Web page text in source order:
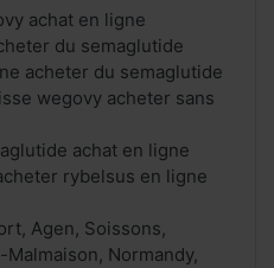
achat en ligne
du semaglutide
acheter du semaglutide
wegovy acheter sans
achat en ligne
rybelsus en ligne
Agen, Soissons,
Normandy,